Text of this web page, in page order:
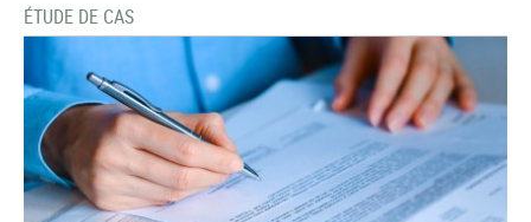
ÉTUDE DE CAS